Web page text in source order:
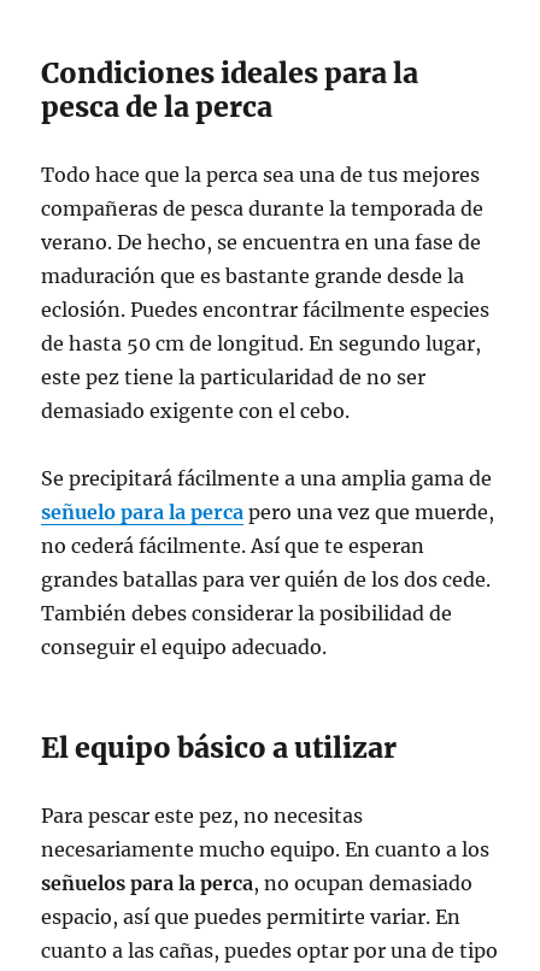
Condiciones ideales para la
pesca de la perca
Todo hace que la perca sea una de tus mejores
compañeras de pesca durante la temporada de
verano. De hecho, se encuentra en una fase de
maduración que es bastante grande desde la
eclosión. Puedes encontrar fácilmente especies
de hasta 50 cm de longitud. En segundo lugar,
este pez tiene la particularidad de no ser
demasiado exigente con el cebo.
Se precipitará fácilmente a una amplia gama de
señuelo para la perca pero una vez que muerde,
no cederá fácilmente. Así que te esperan
grandes batallas para ver quién de los dos cede.
También debes considerar la posibilidad de
conseguir el equipo adecuado.
El equipo básico a utilizar
Para pescar este pez, no necesitas
necesariamente mucho equipo. En cuanto a los
señuelos para la perca, no ocupan demasiado
espacio, así que puedes permitirte variar. En
cuanto a las cañas, puedes optar por una de tipo